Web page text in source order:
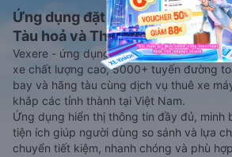
Ứng dụng đặt vé Xe khách, Máy
Tàu hoả và Thuê xe
Vexere - ứng dụng đặt vé đa phương
xe chất lượng cao, 5000+ tuyến đường
bay và hãng tàu cùng dịch vụ thuê xe
khắp các tỉnh thành tại Việt Nam.
Ứng dụng hiển thị thông tin đầy đủ, minh
tiện ích giúp người dùng so sánh và lựa
chuyển tiết kiệm, nhanh chóng và phù